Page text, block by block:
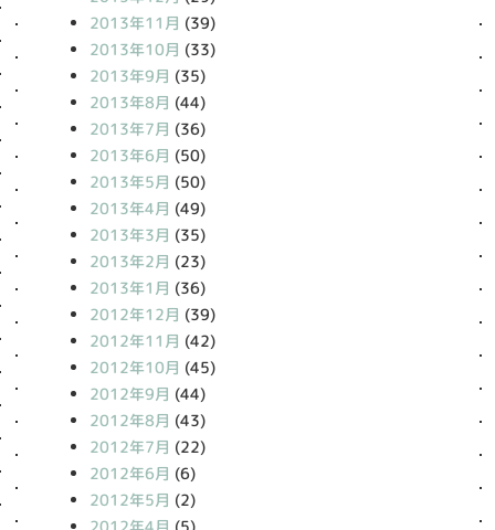
2013年11月 (39)
2013年10月 (33)
2013年9月 (35)
2013年8月 (44)
2013年7月 (36)
2013年6月 (50)
2013年5月 (50)
2013年4月 (49)
2013年3月 (35)
2013年2月 (23)
2013年1月 (36)
2012年12月 (39)
2012年11月 (42)
2012年10月 (45)
2012年9月 (44)
2012年8月 (43)
2012年7月 (22)
2012年6月 (6)
2012年5月 (2)